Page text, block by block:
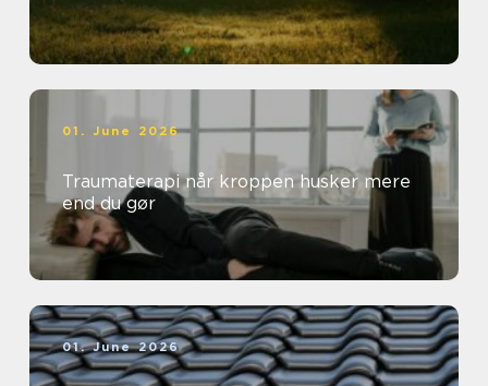
01. June 2026
Traumaterapi når kroppen husker mere
end du gør
01. June 2026